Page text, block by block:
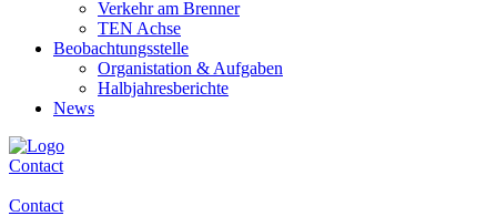
Verkehr am Brenner
TEN Achse
Beobachtungsstelle
Organistation & Aufgaben
Halbjahresberichte
News
Contact
Contact